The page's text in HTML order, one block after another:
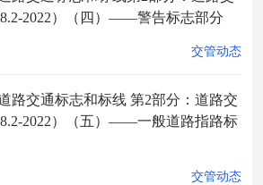
2022）（四）——警告标志部分
交管动态
路交通标志和标线 第2部分：道路交
2022）（五）——一般道路指路标
交管动态